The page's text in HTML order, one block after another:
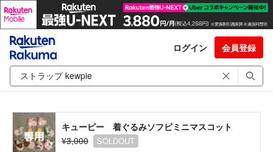
ログイン 会員登録
キューピー 着ぐるみソフビミニマスコット
¥3,000
SOLDOUT